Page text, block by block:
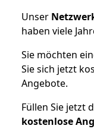
Unser
haben viele
Sie möchten
Sie sich jetzt
Angebote.
Füllen Sie jetzt
kostenlose